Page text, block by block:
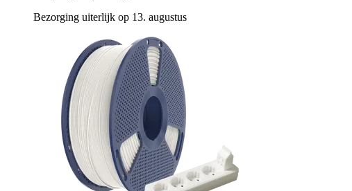
Bezorging uiterlijk op 13. augustus